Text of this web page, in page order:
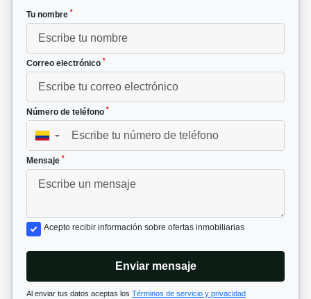
Tu nombre *
Correo electrónico *
Número de teléfono *
▼
Mensaje *
Acepto recibir información sobre ofertas inmobiliarias
Enviar mensaje
Al enviar tus datos aceptas los Términos de servicio y privacidad